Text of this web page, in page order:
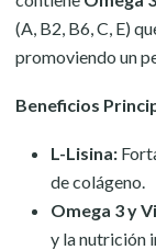
(A, B2, B6, C, E)
promoviendo un
Beneficios
L-Lisina:
de colágeno.
Omega 3 y
y la nutrición